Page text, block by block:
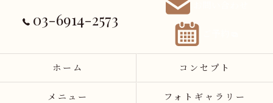
03-6914-2573
ホーム コンセプト
メニュー フォトギャラリー